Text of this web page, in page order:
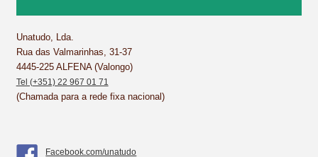
o
k
e
s
t
I
p
Unatudo, Lda.
Rua das Valmarinhas, 31-37
4445-225 ALFENA (Valongo)
Tel (+351) 22 967 01 71
(Chamada para a rede fixa nacional)
Facebook.com/unatudo